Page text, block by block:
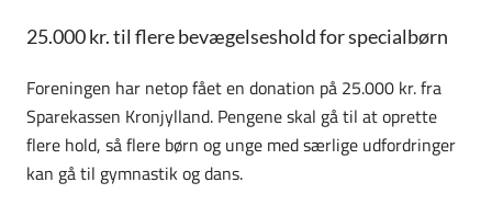
25.000 kr. til flere bevægelseshold for specialbørn
Foreningen har netop fået en donation på 25.000 kr. fra
Sparekassen Kronjylland. Pengene skal gå til at oprette
flere hold, så flere børn og unge med særlige udfordringer
kan gå til gymnastik og dans.